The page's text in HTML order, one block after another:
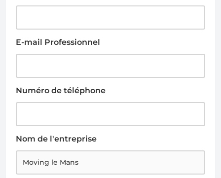
E-mail Professionnel
Numéro de téléphone
Nom de l'entreprise